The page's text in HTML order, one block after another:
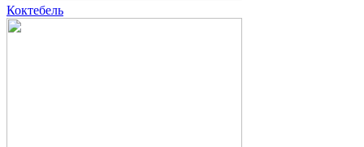
Коктебель